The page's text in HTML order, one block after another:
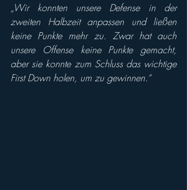
„Wir konnten unsere Defense in der
zweiten Halbzeit anpassen und ließen
keine Punkte mehr zu. Zwar hat auch
unsere Offense keine Punkte gemacht,
aber sie konnte zum Schluss das wichtige
First Down holen, um zu gewinnen.“